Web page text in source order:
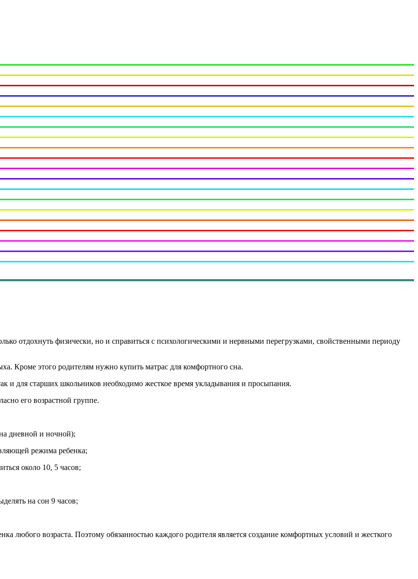
отдохнуть физически, но и справиться с психологическими и нервными перегрузками, свойственными периоду
Кроме этого родителям нужно купить матрас для комфортного сна.
и для старших школьников необходимо жесткое время укладывания и просыпания.
его возрастной группе.
дневной и ночной);
режима ребенка;
около 10, 5 часов;
на сон 9 часов;
любого возраста. Поэтому обязанностью каждого родителя является создание комфортных условий и жесткого